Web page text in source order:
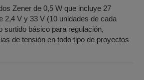
Zener de 0,5 W que incluye 27
2,4 V y 33 V (10 unidades de cada
surtido básico para regulación,
de tensión en todo tipo de proyectos